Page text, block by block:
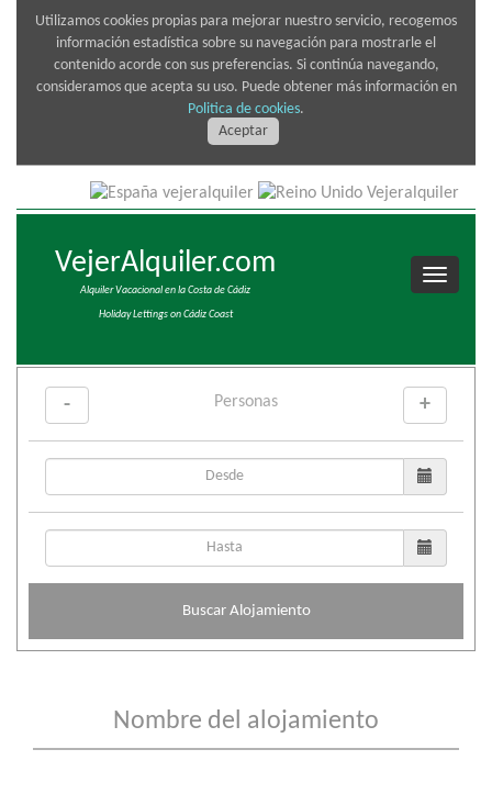
Utilizamos cookies propias para mejorar nuestro servicio, recogemos
información estadística sobre su navegación para mostrarle el
contenido acorde con sus preferencias. Si continúa navegando,
consideramos que acepta su uso. Puede obtener más información en
Politica de cookies.
Aceptar
VejerAlquiler.com
Alquiler Vacacional en la Costa de Cádiz
Holiday Lettings on Cádiz Coast
Personas
- +
Buscar Alojamiento